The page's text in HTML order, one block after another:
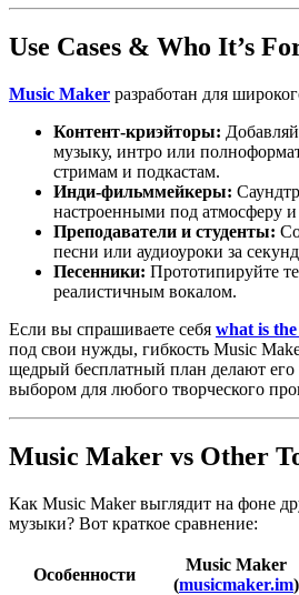
Use Cases & Who It’s
Music Maker разработан для
Контент-криэйторы:
музыку, интро или
стримам и подкастам.
Инди-фильммейкеры:
настроенными под атмосферу и
Преподаватели и студенты:
песни или аудиоуроки за
Песенники: Прототипируйте
реалистичным вокалом.
Если вы спрашиваете себя what is
под свои нужды, гибкость Music
щедрый бесплатный план делают
выбором для любого творческого
Music Maker vs Other
Как Music Maker выглядит на фоне
музыки? Вот краткое сравнение:
Особенности
Music Maker
(musicmaker.im)